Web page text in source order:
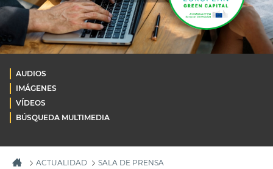
AUDIOS
IMÁGENES
VÍDEOS
BÚSQUEDA MULTIMEDIA
ACTUALIDAD
SALA DE PRENSA